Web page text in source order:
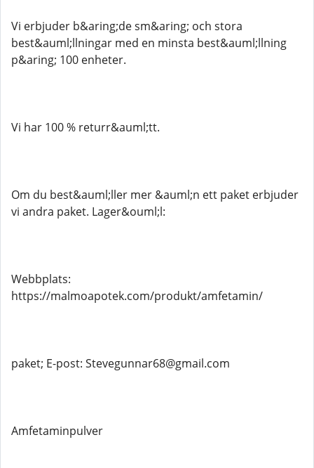
Vi erbjuder b&aring;de sm&aring; och stora
best&auml;llningar med en minsta best&auml;llning
p&aring; 100 enheter.
Vi har 100 % returr&auml;tt.
Om du best&auml;ller mer &auml;n ett paket erbjuder
vi andra paket. Lager&ouml;l:
Webbplats:
https://malmoapotek.com/produkt/amfetamin/
paket; E-post: Stevegunnar68@gmail.com
Amfetaminpulver